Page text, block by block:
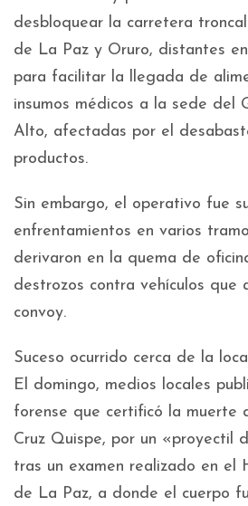
desbloquear la carretera
de La Paz y Oruro, distantes
para facilitar la llegada de
insumos médicos a la sede del
Alto, afectadas por el
productos.
Sin embargo, el operativo fue
enfrentamientos en varios
derivaron en la quema de
destrozos contra vehículos que
convoy.
Suceso ocurrido cerca de la
El domingo, medios locales
forense que certificó la muerte
Cruz Quispe, por un «proyectil
tras un examen realizado en el
de La Paz, a donde el cuerpo